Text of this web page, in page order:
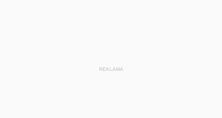
REKLAMA